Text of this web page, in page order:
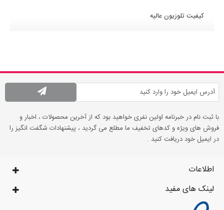
کیفیت تلوزیون عالیه
با ثبت نام در خبرنامه اولین نفری خواهید بود که از آخرین محصولات ، اخبار و
فروش های ویژه و کدهای تخفیف ما مطلع می گردید ، پیشنهادات شگفت انگیز را
در ایمیل خود دریافت کنید .
اطلاعات
لینک های مفید